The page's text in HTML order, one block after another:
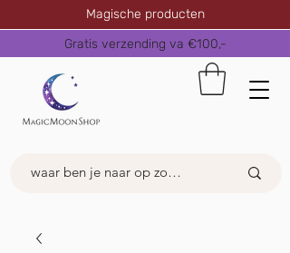
Magische producten
Gratis verzending va €100,-